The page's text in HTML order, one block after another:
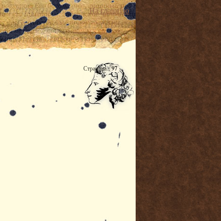
На главную
Страница: 97